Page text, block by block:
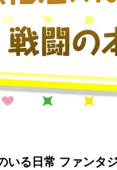
いる日常 ファンタ